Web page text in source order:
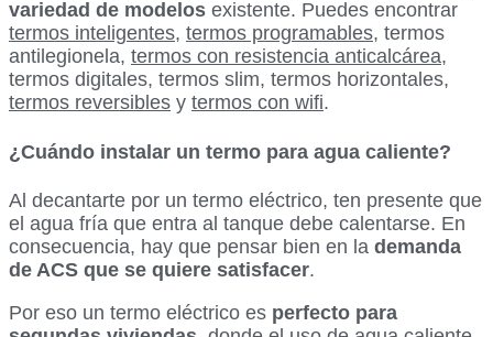
variedad de modelos existente. Puedes encontrar
termos inteligentes, termos programables, termos
antilegionela, termos con resistencia anticalcárea,
termos digitales, termos slim, termos horizontales,
termos reversibles y termos con wifi.
¿Cuándo instalar un termo para agua caliente?
Al decantarte por un termo eléctrico, ten presente que
el agua fría que entra al tanque debe calentarse. En
consecuencia, hay que pensar bien en la demanda
de ACS que se quiere satisfacer.
Por eso un termo eléctrico es perfecto para